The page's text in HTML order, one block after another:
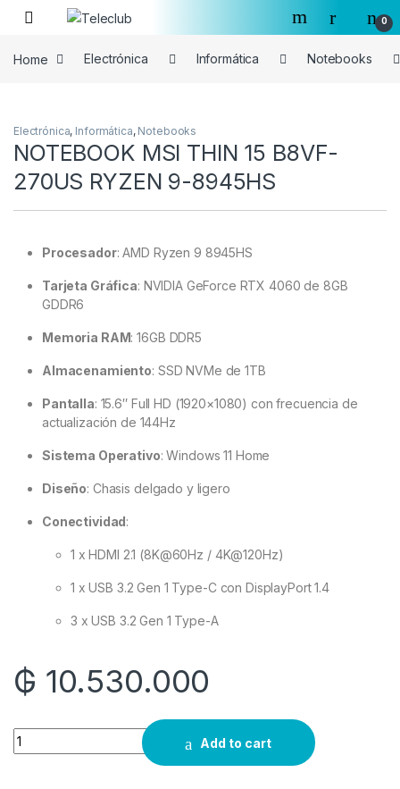
Skip to navigation
Skip to content
0
Home Electrónica Informática Notebooks
Electrónica, Informática, Notebooks
NOTEBOOK MSI THIN 15 B8VF-
270US RYZEN 9-8945HS
Procesador:AMD Ryzen 9 8945HS
Tarjeta Gráfica: NVIDIA GeForce RTX 4060 de 8GB
GDDR6
Memoria RAM:16GB DDR5
Almacenamiento: SSD NVMe de 1TB
Pantalla: 15.6″ Full HD (1920×1080) con frecuencia de
actualización de 144Hz
Sistema Operativo:Windows 11 Home
Diseño: Chasis delgado y ligero
Conectividad:
1 x HDMI 2.1 (8K@60Hz / 4K@120Hz)
1 x USB 3.2 Gen 1 Type-C con DisplayPort 1.4
3 x USB 3.2 Gen 1 Type-A
₲ 10.530.000
Quantity
Add to cart